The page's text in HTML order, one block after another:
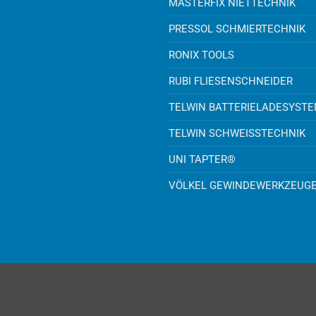
MASTERFIX NIETTECHNIK
PRESSOL SCHMIERTECHNIK
RONIX TOOLS
RUBI FLIESENSCHNEIDER
TELWIN
TELWIN SCHWEISSTECHNIK
UNI TAPTER®
VÖLKEL GEWINDEWERKZEUGE